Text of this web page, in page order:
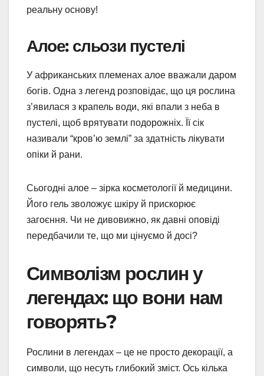
реальну основу!
Алое: сльози пустелі
У африканських племенах алое вважали даром
богів. Одна з легенд розповідає, що ця рослина
з’явилася з крапель води, які впали з неба в
пустелі, щоб врятувати подорожніх. Її сік
називали “кров’ю землі” за здатність лікувати
опіки й рани.
Сьогодні алое – зірка косметології й медицини.
Його гель зволожує шкіру й прискорює
загоєння. Чи не дивовижно, як давні оповіді
передбачили те, що ми цінуємо й досі?
Символізм рослин у
легендах: що вони нам
говорять?
Рослини в легендах – це не просто декорації, а
символи, що несуть глибокий зміст. Ось кілька